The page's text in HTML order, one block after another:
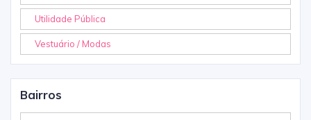
Utilidade Pública
Vestuário / Modas
Bairros